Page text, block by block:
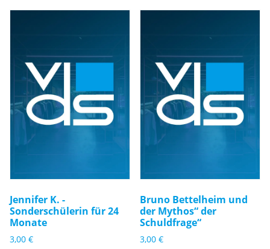
Jennifer K. -
Sonderschülerin für 24
Monate
3,00 €
Bruno Bettelheim und
der Mythos“ der
Schuldfrage“
3,00€